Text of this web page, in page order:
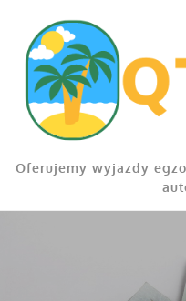
content
Oferujemy wyjazdy